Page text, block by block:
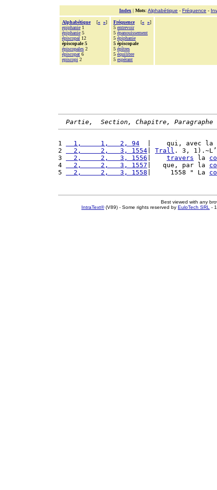
Index | Mots: Alphabétique - Fréquence -
Alphabétique [« »]
epiphanie 1
épiphanie 5
épiscopal 12
épiscopale 5
épiscopales 2
épiscopat 6
episcopi 2
Fréquence [« »]
5 entrevoir
5 épanouissement
5 épiphanie
5 épiscopale
5 épîtres
5 équilibre
5 espérant
Partie,  Section, Chapitre, Paragraphe
1
  1,     1,   2, 94
  |    qui, avec la
2
  2,     2,   3, 1554
Trall . 3, 1).~L’
3
  2,     2,   3, 1556
travers la
4
  2,     2,   3, 1557
|   que, par la
5
  2,     2,   3, 1558
|     1558 " La
Best viewed with any
IntraText®(V89) - Some rights reserved by EuloTech SRL -